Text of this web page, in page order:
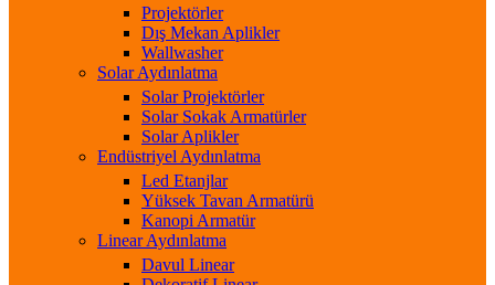
Projektörler
Dış Mekan Aplikler
Wallwasher
Solar Aydınlatma
Solar Projektörler
Solar Sokak Armatürler
Solar Aplikler
Endüstriyel Aydınlatma
Led Etanjlar
Yüksek Tavan Armatürü
Kanopi Armatür
Linear Aydınlatma
Davul Linear